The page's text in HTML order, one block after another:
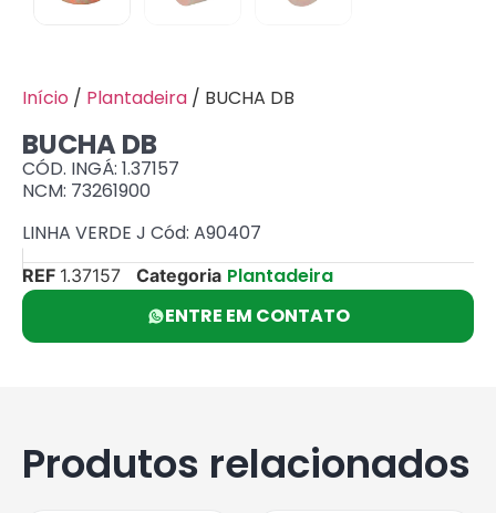
Início / Plantadeira / BUCHA DB
BUCHA DB
CÓD. INGÁ: 1.37157
NCM: 73261900
LINHA VERDE J Cód: A90407
REF 1.37157 Categoria Plantadeira
ENTRE EM CONTATO
Produtos relacionados